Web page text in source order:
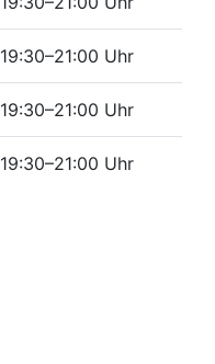
19:30–21:00 Uhr
19:30–21:00 Uhr
19:30–21:00 Uhr